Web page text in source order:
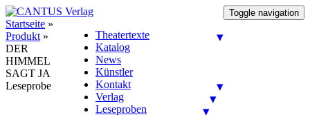
Toggle navigation
Theatertexte
Katalog
News
Künstler
Kontakt
Verlag
Leseproben
Startseite »
Produkt »
DER
HIMMEL
SAGT JA
Leseprobe